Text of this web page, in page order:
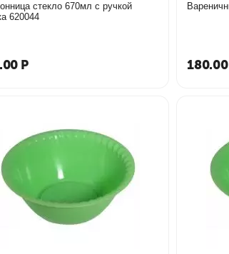
стекло 670мл с ручкой
620044
Р 180.00